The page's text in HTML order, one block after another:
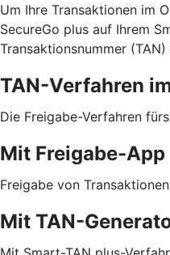
Um Ihre Transaktionen im
SecureGo plus auf Ihrem
Transaktionsnummer (TAN)
TAN-Verfahren
Die Freigabe-Verfahren
Mit Freigabe-App
Freigabe von
Mit TAN-